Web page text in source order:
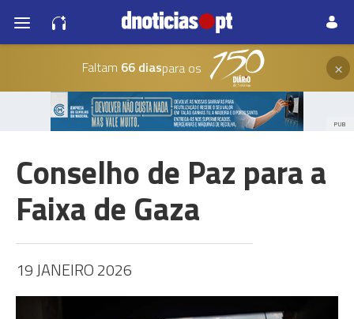
Faltam 66 diaspara os ×
PUB
Conselho de Paz para a
Faixa de Gaza
19 JANEIRO 2026